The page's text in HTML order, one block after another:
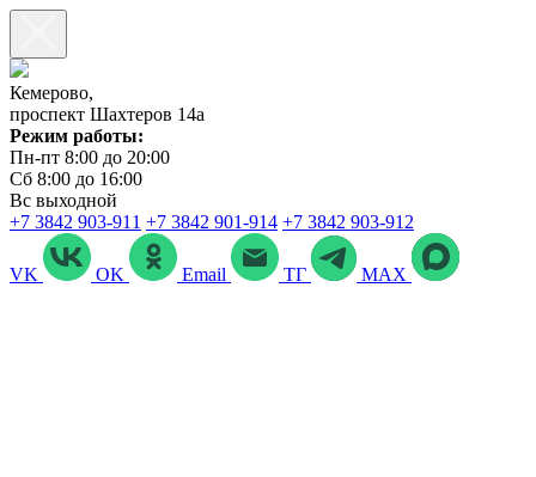
Кемерово,
проспект Шахтеров 14а
Режим работы:
Пн-пт 8:00 до 20:00
Сб 8:00 до 16:00
Вс выходной
+7 3842 903‑911 +7 3842 901‑914 +7 3842 903-912
VK OK Email ТГ MAX